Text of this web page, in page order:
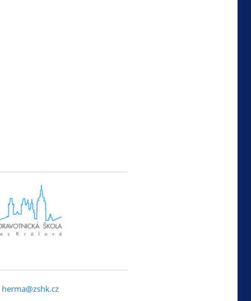
herma@zshk.cz